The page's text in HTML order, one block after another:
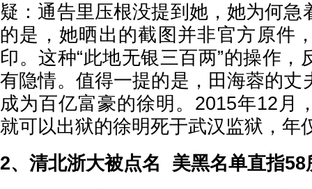
疑：通告里压根没提到她，她为何急
的是，她晒出的截图并非官方原件
印。这种“此地无银三百两”的操作，
有隐情。值得一提的是，田海蓉的丈
成为百亿富豪的徐明。2015年12月
就可以出狱的徐明死于武汉监狱，年
2、清北浙大被点名 美黑名单直指58